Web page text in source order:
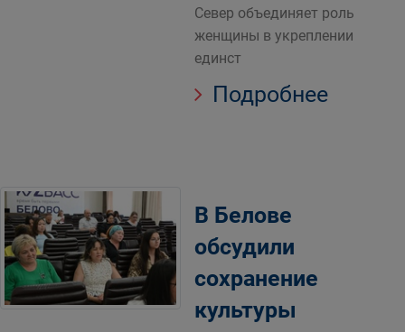
Север объединяет роль
женщины в укреплении
единст
Подробнее
В Белове
обсудили
сохранение
культуры